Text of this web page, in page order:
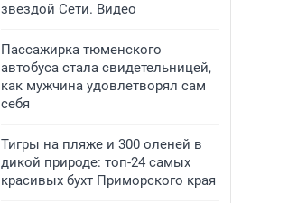
звездой Сети. Видео
Пассажирка тюменского
автобуса стала свидетельницей,
как мужчина удовлетворял сам
себя
Тигры на пляже и 300 оленей в
дикой природе: топ-24 самых
красивых бухт Приморского края